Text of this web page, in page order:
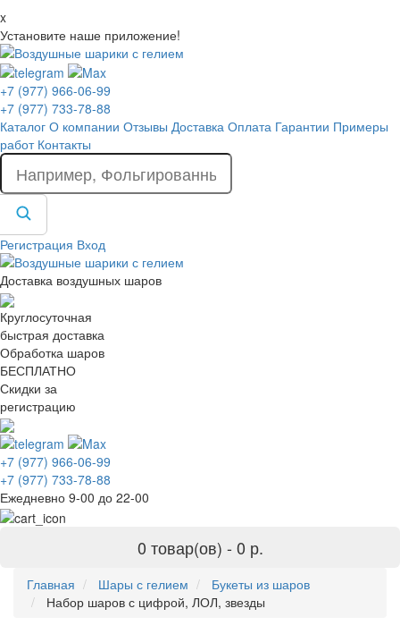
x
Установите наше приложение!
+7 (977) 966-06-99
+7 (977) 733-78-88
Каталог О компании Отзывы Доставка Оплата Гарантии Примеры
работ Контакты
Регистрация Вход
Доставка воздушных шаров
Круглосуточная
быстрая доставка
Обработка шаров
БЕСПЛАТНО
Скидки за
регистрацию
+7 (977) 966-06-99
+7 (977) 733-78-88
Ежедневно 9-00 до 22-00
0 товар(ов) - 0 р.
Главная Шары с гелием
Букеты из шаров
Набор шаров с цифрой, ЛОЛ, звезды